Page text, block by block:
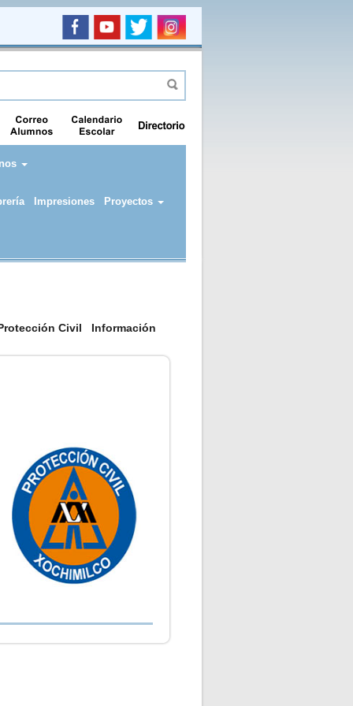
de búsqueda
Buscar
Impresiones Proyectos
Civil Información